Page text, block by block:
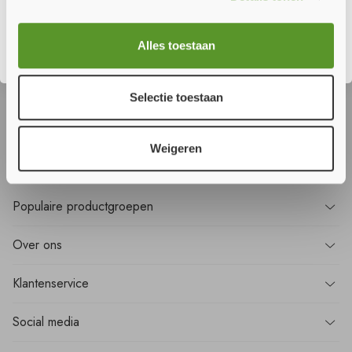
Alles toestaan
Selectie toestaan
Weigeren
missen?
Meld u aan voor onze nieuwsbrief en ontvang als eerste alle nieuws!
Populaire productgroepen
Over ons
Klantenservice
Social media
Sluiten